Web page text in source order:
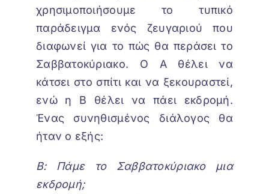
χρησιμοποιήσουμε το τυπικό
παράδειγμα ενός ζευγαριού που
διαφωνεί για το πώς θα περάσει το
Σαββατοκύριακο. Ο Α θέλει να
κάτσει στο σπίτι και να ξεκουραστεί,
ενώ η Β θέλει να πάει εκδρομή.
Ένας συνηθισμένος διάλογος θα
ήταν ο εξής:
Β: Πάμε το Σαββατοκύριακο μια
εκδρομή;